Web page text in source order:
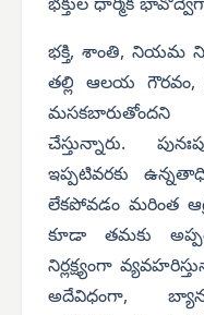
భక్తుల ధార్మిక
భక్తి, శాంతి, నియమ
తల్లి ఆలయ గౌరవం,
మసకబారుతోందని
చేస్తున్నారు.
ఇప్పటివరకు
లేకపోవడం మరింత
కూడా తమకు
నిర్లక్ష్యంగా
అదేవిధంగా,